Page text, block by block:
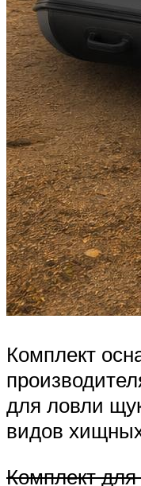
Комплект
для ловли
видов
Комплект